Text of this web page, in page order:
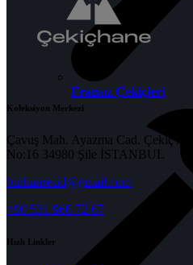
Fransız Çekiçleri
Koleksiyon Merkezi
Çavuş Mah. Ayazma Cad. Çekiç Apt.
No:16 34980 Şile İSTANBUL
burhanresid@gmail.com
+90 531 966 72 67
Hızlı Linkler